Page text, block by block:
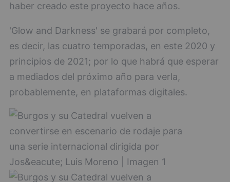
haber creado este proyecto hace años.
'Glow and Darkness' se grabará por completo,
es decir, las cuatro temporadas, en este 2020 y
principios de 2021; por lo que habrá que esperar
a mediados del próximo año para verla,
probablemente, en plataformas digitales.